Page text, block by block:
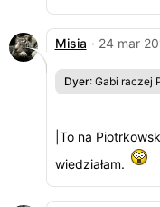
Misia · 24 mar
Dyer: Gabi raczej
|To na
wiedziałam.